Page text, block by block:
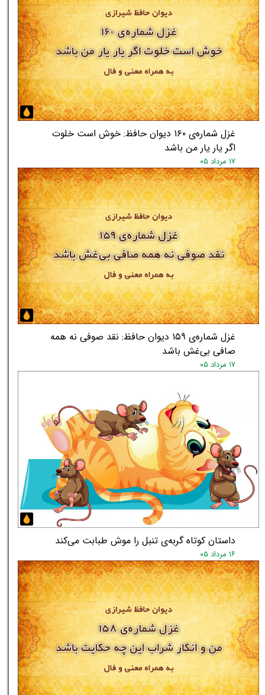
★
غزل شماره‌ی ۱۶۰ دیوان حافظ: خوش است خلوت
اگر یار یار من باشد
۱۷ مرداد ۰۵
غزل شماره‌ی ۱۵۹ دیوان حافظ: نقد صوفی نه همه
صافی بی‌غش باشد
۱۷ مرداد ۰۵
داستان کوتاه گربه‌ی تنبل را موش طبابت می‌کند
۱۶ مرداد ۰۵